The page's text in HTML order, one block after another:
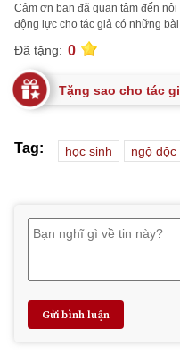
Cảm ơn bạn đã quan tâm đến
động lực cho tác giả có những
Đã tặng: 0
Tặng sao cho tác
Tag: học sinh ngộ độc
Gửi bình luận